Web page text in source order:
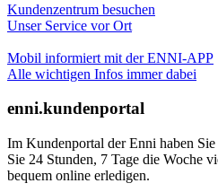
Kundenzentrum besuchen
Unser Service vor Ort
Mobil informiert mit der ENNI-APP
Alle wichtigen Infos immer dabei
enni.kundenportal
Im Kundenportal der Enni haben
Sie 24 Stunden, 7 Tage die Woche
bequem online erledigen.